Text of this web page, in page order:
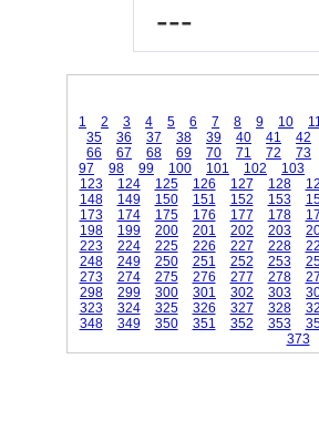
---
1
2 3 4 5 6 7 8 9 10
35
36 37 38 39 40 41 42
66
67 68 69 70 71 72 73
97
98 99 100 101 102 103
123
124 125 126 127 128
148
149 150 151 152 153
173
174 175 176 177 178
198
199 200 201 202 203
223
224 225 226 227 228
248
249 250 251 252 253
273
274 275 276 277 278
298
299 300 301 302 303
323
324 325 326 327 328
348
349 350 351 352 353
373